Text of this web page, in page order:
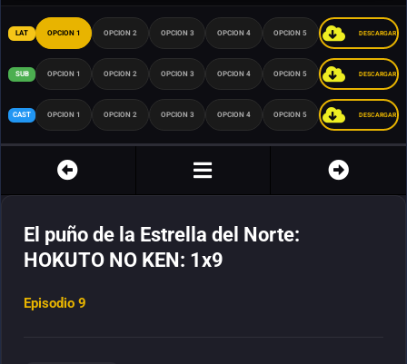
LAT OPCION 1 OPCION 2 OPCION 3 OPCION 4 OPCION 5 DESCARGAR
SUB OPCION 1 OPCION 2 OPCION 3 OPCION 4 OPCION 5 DESCARGAR
CAST OPCION 1 OPCION 2 OPCION 3 OPCION 4 OPCION 5 DESCARGAR
El puño de la Estrella del Norte:
HOKUTO NO KEN: 1x9
Episodio 9